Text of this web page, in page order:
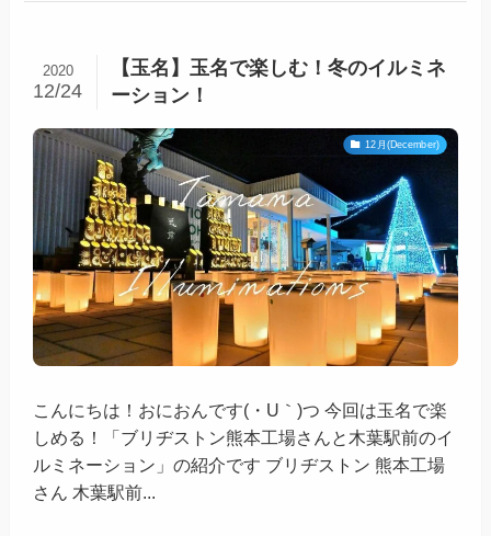
【玉名】玉名で楽しむ！冬のイルミネ
ーション！
2020
12/24
12月(December)
こんにちは！おにおんです(・U｀)つ 今回は玉名で楽
しめる！「ブリヂストン熊本工場さんと木葉駅前のイ
ルミネーション」の紹介です ブリヂストン 熊本工場
さん 木葉駅前...